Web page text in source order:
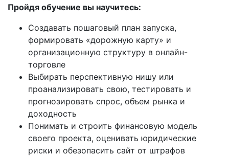
Пройдя обучение вы научитесь:
Создавать пошаговый план запуска,
формировать «дорожную карту» и
организационную структуру в онлайн-
торговле
Выбирать перспективную нишу или
проанализировать свою, тестировать и
прогнозировать спрос, объем рынка и
доходность
Понимать и строить финансовую модель
своего проекта, оценивать юридические
риски и обезопасить сайт от штрафов